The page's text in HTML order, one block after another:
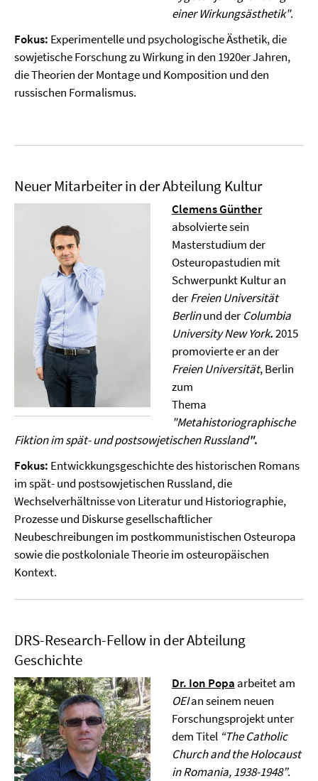
einer Wirkungsästhetik".
Fokus: Experimentelle und psychologische Ästhetik, die
sowjetische Forschung zu Wirkung in den 1920er Jahren,
die Theorien der Montage und Komposition und den
russischen Formalismus.
Neuer Mitarbeiter in der Abteilung Kultur
Clemens Günther
absolvierte sein
Masterstudium der
Osteuropastudien mit
Schwerpunkt Kultur an
derFreien Universität
Berlinund der Columbia
University New York.2015
promovierte er an der
Freien Universität, Berlin
zum
Thema
"Metahistoriographische
Fiktion im spät- und postsowjetischen Russland".
Fokus: Entwickkungsgeschichte des historischen Romans
im spät- und postsowjetischen Russland, die
Wechselverhältnisse von Literatur und Historiographie,
Prozesse und Diskurse gesellschaftlicher
Neubeschreibungen im postkommunistischen Osteuropa
sowie die postkoloniale Theorie im osteuropäischen
Kontext.
DRS-Research-Fellow in der Abteilung
Geschichte
Dr. Ion Popa arbeitet am
OEIan seinem neuen
Forschungsprojekt unter
dem Titel “The Catholic
Church and the Holocaust
in Romania, 1938-1948”.